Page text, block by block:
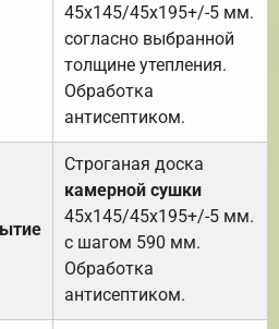
45х145/45х195+/-5 мм.
согласно выбранной
толщине утепления.
Обработка
антисептиком.
Строганая доска
камерной сушки
45х145/45х195+/-5 мм.
с шагом 590 мм.
Обработка
антисептиком.